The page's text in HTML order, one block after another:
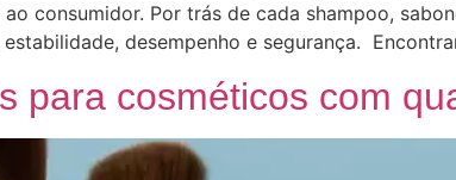
consumidor. Por trás de cada shampoo,
desempenho e segurança.
para cosméticos com